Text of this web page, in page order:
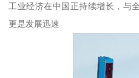
工业经济在中国正持续增长，与
更是发展迅速